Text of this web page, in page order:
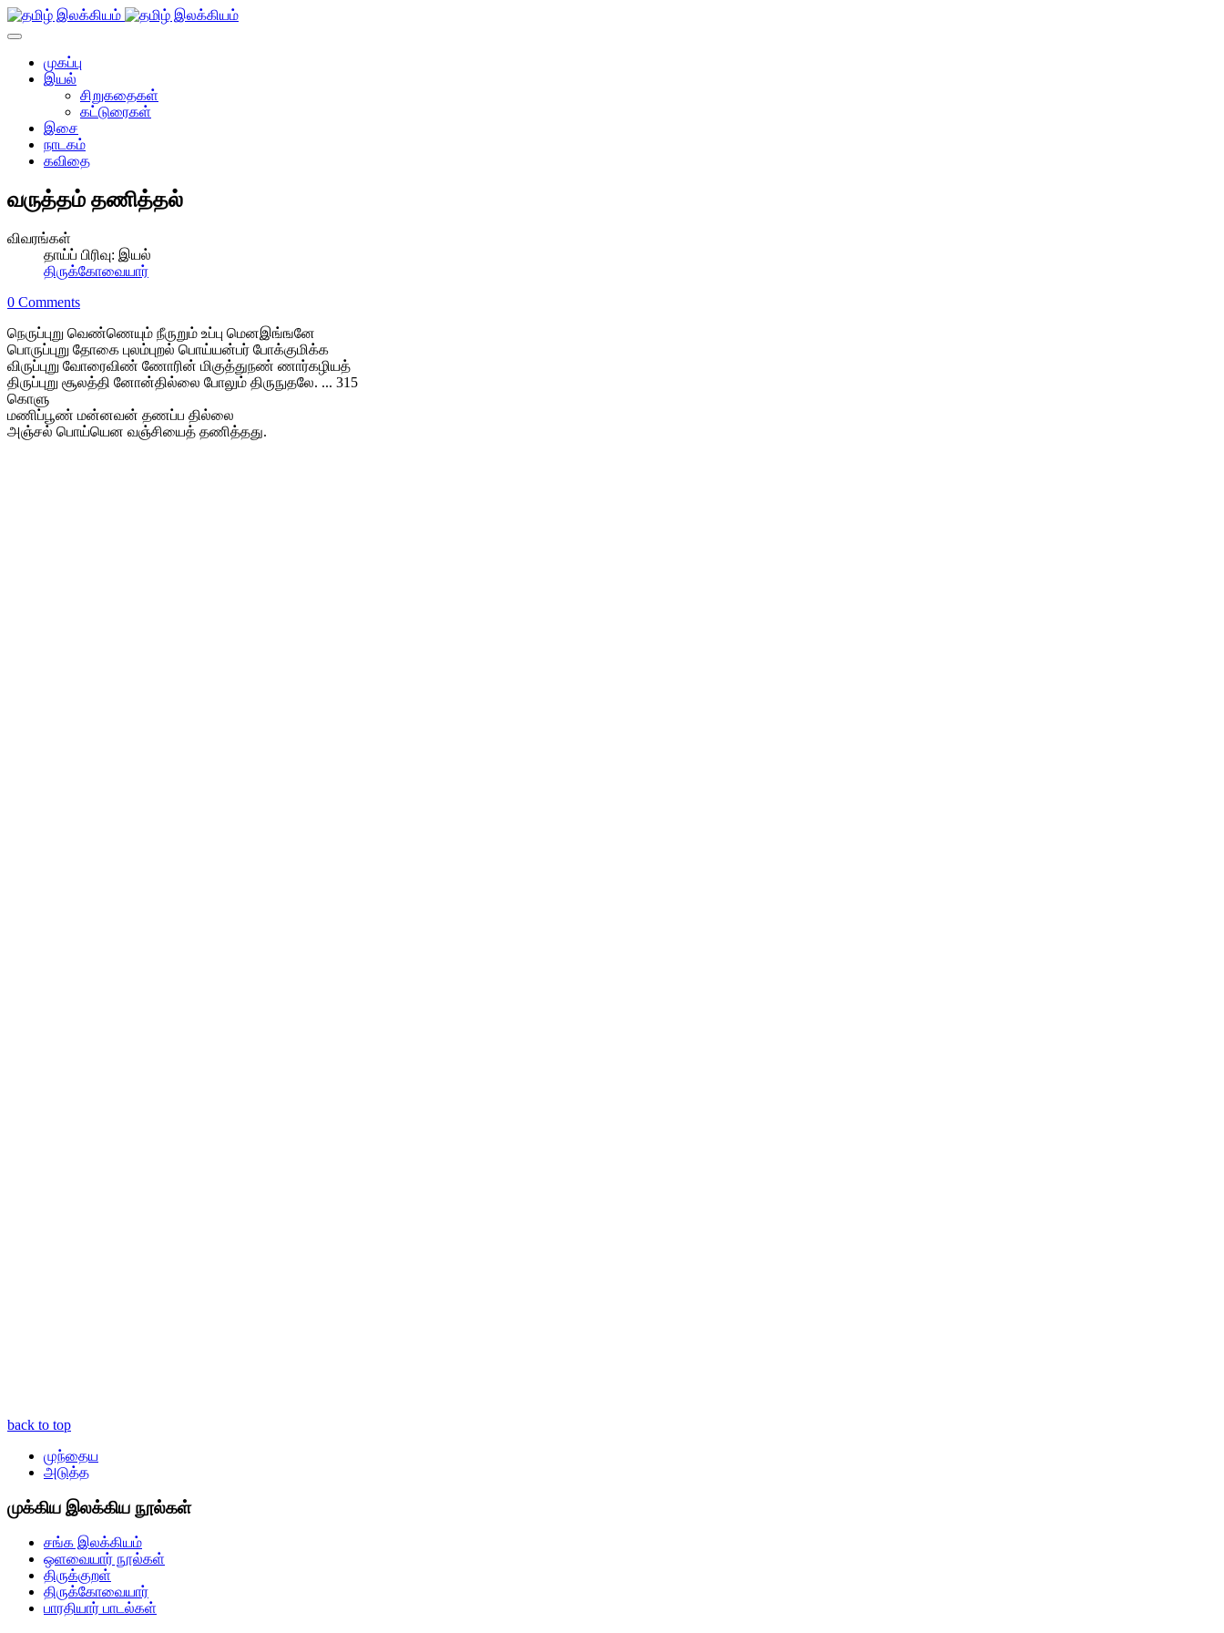
முகப்பு
இயல்
சிறுகதைகள்
கட்டுரைகள்
இசை
நாடகம்
கவிதை
வருத்தம் தணித்தல்
விவரங்கள்
தாய்ப் பிரிவு: இயல்
திருக்கோவையார்
0 Comments
நெருப்புறு வெண்ணெயும் நீருறும் உப்பு மெனஇங்ஙனே
பொருப்புறு தோகை புலம்புறல் பொய்யன்பர் போக்குமிக்க
விருப்புறு வோரைவிண் ணோரின் மிகுத்துநண் ணார்கழியத்
திருப்புறு சூலத்தி னோன்தில்லை போலும் திருநுதலே. ... 315
கொளு
மணிப்பூண் மன்னவன் தணப்ப தில்லை
அஞ்சல் பொய்யென வஞ்சியைத் தணித்தது.
back to top
முந்தைய
அடுத்த
முக்கிய இலக்கிய நூல்கள்
சங்க இலக்கியம்
ஒளவையார் நூல்கள்
திருக்குறள்
திருக்கோவையார்
பாரதியார் பாடல்கள்